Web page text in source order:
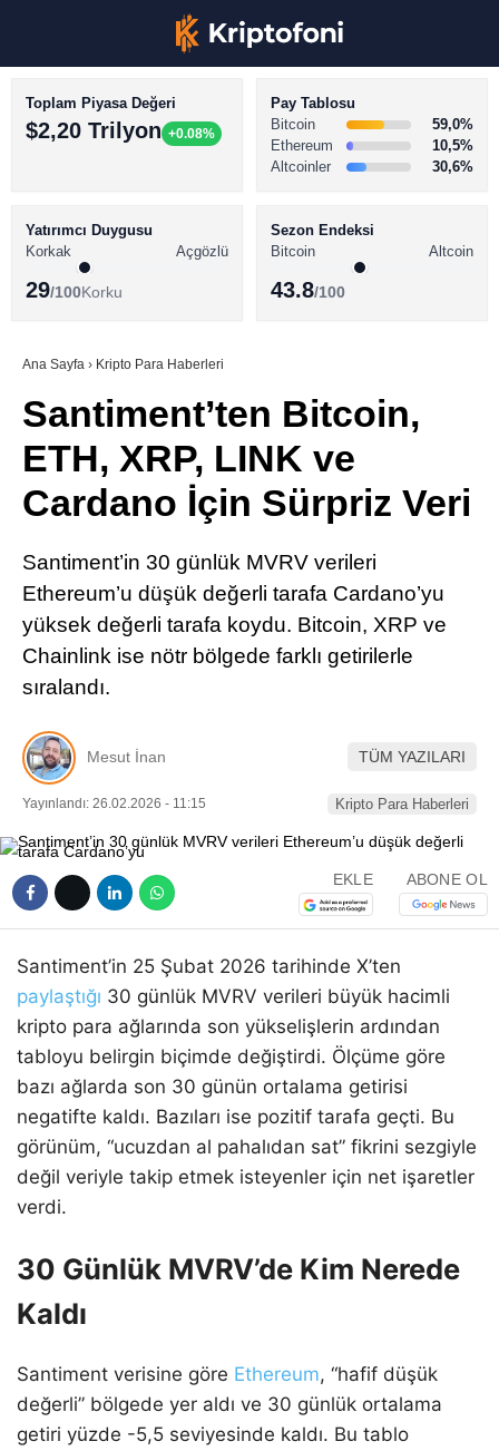
Youtube
TikTok
Pinterest
LinkedIn
Telegram
BİTCOİN HABERLERİ
ALTCOİN HABERLERİ
SÖZLÜK
Toplam Piyasa Değeri
$2,20 Trilyon +0.08%
Pay Tablosu
Bitcoin
59,0%
Ethereum
10,5%
Altcoinler
30,6%
Yatırımcı Duygusu
Korkak
Açgözlü
29/100Korku
Sezon Endeksi
Bitcoin
Altcoin
43.8/100
Ana Sayfa › Kripto Para Haberleri
Santiment’ten Bitcoin,
ETH, XRP, LINK ve
Cardano İçin Sürpriz Veri
Santiment’in 30 günlük MVRV verileri
Ethereum’u düşük değerli tarafa Cardano’yu
yüksek değerli tarafa koydu. Bitcoin, XRP ve
Chainlink ise nötr bölgede farklı getirilerle
sıralandı.
Mesut İnan TÜM YAZILARI
Yayınlandı: 26.02.2026 - 11:15 Kripto Para Haberleri
EKLE ABONE OL
Santiment’in 25 Şubat 2026 tarihinde X’ten
paylaştığı 30 günlük MVRV verileri büyük hacimli
kripto para ağlarında son yükselişlerin ardından
tabloyu belirgin biçimde değiştirdi. Ölçüme göre
bazı ağlarda son 30 günün ortalama getirisi
negatifte kaldı. Bazıları ise pozitif tarafa geçti. Bu
görünüm, “ucuzdan al pahalıdan sat” fikrini sezgiyle
değil veriyle takip etmek isteyenler için net işaretler
verdi.
30 Günlük MVRV’de Kim Nerede
Kaldı
Santiment verisine göre Ethereum, “hafif düşük
değerli” bölgede yer aldı ve 30 günlük ortalama
getiri yüzde -5,5 seviyesinde kaldı. Bu tablo